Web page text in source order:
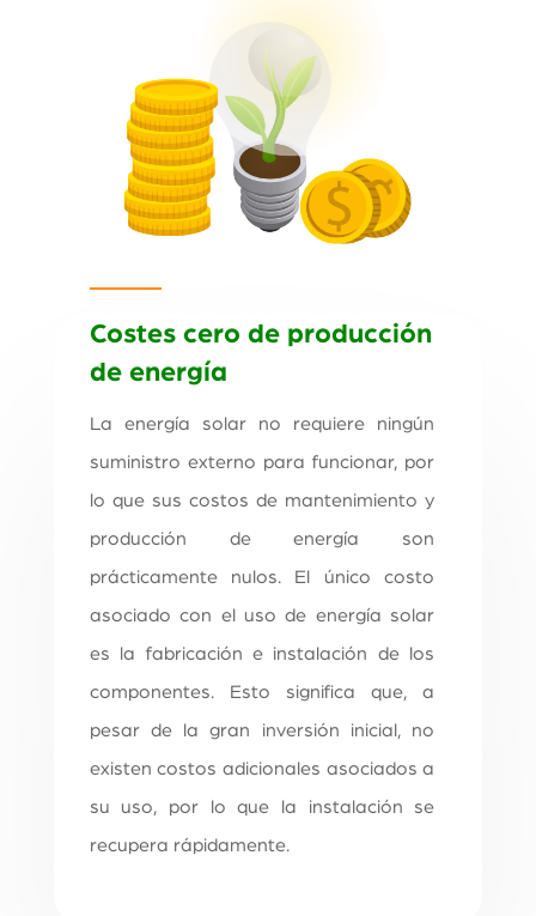
Costes cero de producción
de energía
La energía solar no requiere ningún
suministro externo para funcionar, por
lo que sus costos de mantenimiento y
producción de energía son
prácticamente nulos. El único costo
asociado con el uso de energía solar
es la fabricación e instalación de los
componentes. Esto significa que, a
pesar de la gran inversión inicial, no
existen costos adicionales asociados a
su uso, por lo que la instalación se
recupera rápidamente.